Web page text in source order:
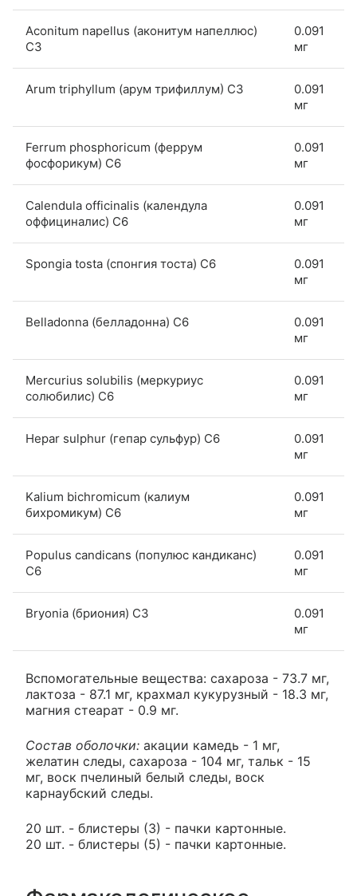
Aconitum napellus (аконитум напеллюс)
C3
0.091
мг
Arum triphyllum (арум трифиллум) C3
0.091
мг
Ferrum phosphoricum (феррум
фосфорикум) С6
0.091
мг
Calendula officinalis (календула
оффициналис) С6
0.091
мг
Spongia tosta (спонгия тоста) С6
0.091
мг
Belladonna (белладонна) С6
0.091
мг
Mercurius solubilis (меркуриус
солюбилис) С6
0.091
мг
Hepar sulphur (гепар сульфур) С6
0.091
мг
Kalium bichromicum (калиум
бихромикум) С6
0.091
мг
Populus candicans (популюс кандиканс)
С6
0.091
мг
Bryonia (бриония) С3
0.091
мг
Вспомогательные вещества: сахароза - 73.7 мг,
лактоза - 87.1 мг, крахмал кукурузный - 18.3 мг,
магния стеарат - 0.9 мг.
Состав оболочки: акации камедь - 1 мг,
желатин следы, сахароза - 104 мг, тальк - 15
мг, воск пчелиный белый следы, воск
карнаубский следы.
20 шт. - блистеры (3) - пачки картонные.
20 шт. - блистеры (5) - пачки картонные.